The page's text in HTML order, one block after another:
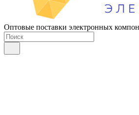
Оптовые поставки электронных